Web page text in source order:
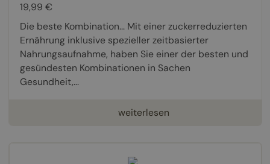
19,99 €
Die beste Kombination... Mit einer zuckerreduzierten
Ernährung inklusive spezieller zeitbasierter
Nahrungsaufnahme, haben Sie einer der besten und
gesündesten Kombinationen in Sachen
Gesundheit,...
weiterlesen